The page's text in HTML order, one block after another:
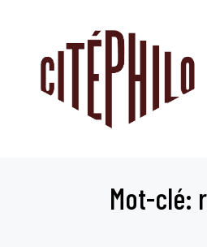
Mot-clé: